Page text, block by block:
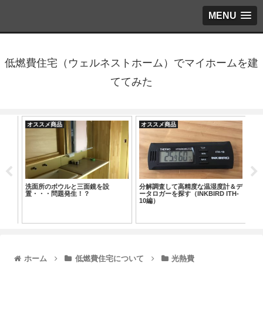
MENU
低燃費住宅（ウェルネストホーム）でマイホームを建
ててみた
オススメ商品
洗面所のボウルと三面鏡を設
置・・・問題発生！？
オススメ商品
分解調査して高精度な温湿度計＆デ
ータロガーを探す（INKBIRD ITH-
10編）
ホーム 低燃費住宅について 光熱費